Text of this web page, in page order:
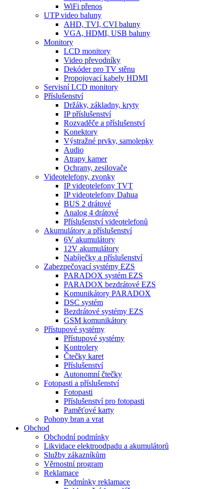
WiFi přenos
UTP video baluny
AHD, TVI, CVI baluny
VGA, HDMI, USB baluny
Monitory
LCD monitory
Video převodníky
Dekóder pro TV stěnu
Propojovací kabely HDMI
Servisní LCD monitory
Příslušenství
Držáky, základny, kryty
IP příslušenství
Rozvaděče a příslušenství
Konektory
Výstražné prvky, samolepky
Audio
Atrapy kamer
Ochrany, zesilovače
Videotelefony, zvonky
IP videotelefony TVT
IP videotelefony Dahua
BUS 2 drátové
Analog 4 drátové
Příslušenství videotelefonů
Akumulátory a příslušenství
6V akumulátory
12V akumulátory
Nabíječky a příslušenství
Zabezpečovací systémy EZS
PARADOX systém EZS
PARADOX bezdrátové EZS
Komunikátory PARADOX
DSC systém
Bezdrátové systémy EZS
GSM komunikátory
Přístupové systémy
Přístupové systémy
Kontrolery
Čtečky karet
Příslušenství
Autonomní čtečky
Fotopasti a příslušenství
Fotopasti
Příslušenství pro fotopasti
Paměťové karty
Pohony bran a vrat
Obchod
Obchodní podmínky
Likvidace elektroodpadu a akumulátorů
Služby zákazníkům
Věrnostní program
Reklamace
Podmínky reklamace